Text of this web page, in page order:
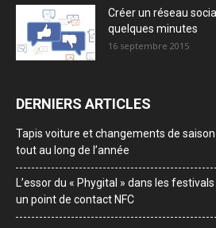
Créer un réseau
quelques minutes
16 septembre 2015
DERNIERS ARTICLES
Tapis voiture et changements de
tout au long de l’année
L’essor du « Phygital » dans les
un point de contact NFC